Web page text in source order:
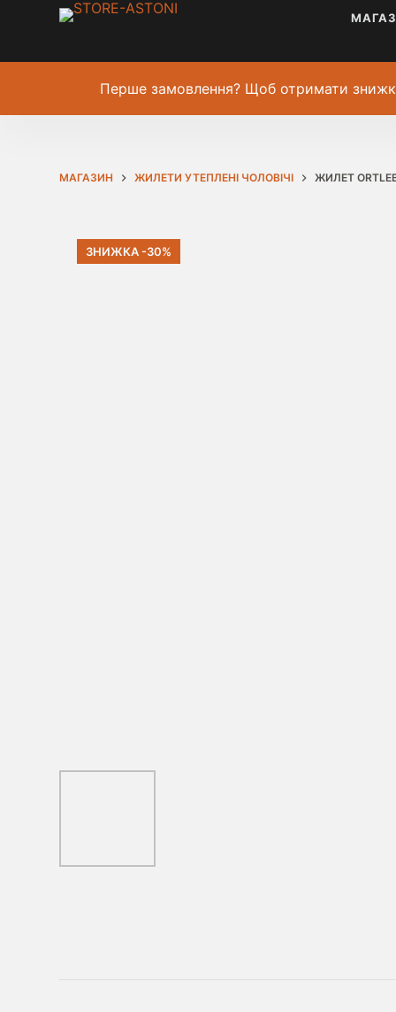
Перше замовлення? Щоб отримати
МАГАЗИН ЖИЛЕТИ УТЕПЛЕНІ ЧОЛОВІЧІ ЖИЛЕТ
ЗНИЖКА -30%